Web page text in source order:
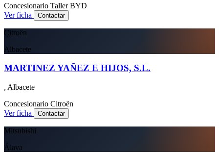
Concesionario Taller BYD
Ver ficha
Contactar
Citroën
Albacete
MARTINEZ YAÑEZ E HIJOS, S.L.
, Albacete
Concesionario Citroën
Ver ficha
Contactar
Mitsubishi
Álava